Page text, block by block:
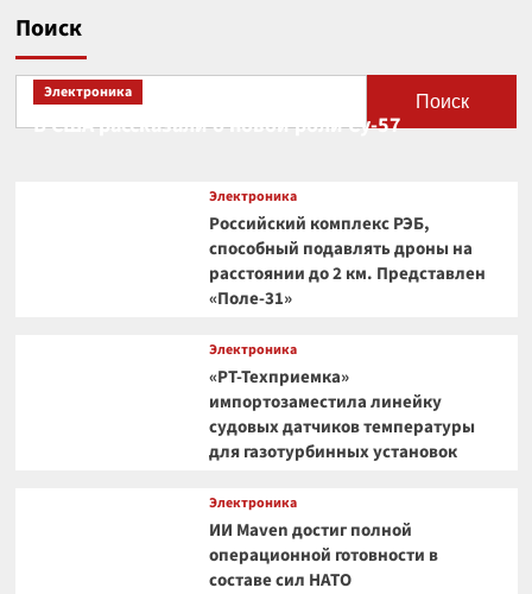
Поиск
Поиск
Электроника
В США рассказали о новой роли Су-57
Электроника
Российский комплекс РЭБ,
способный подавлять дроны на
расстоянии до 2 км. Представлен
«Поле-31»
Электроника
«РТ-Техприемка»
импортозаместила линейку
судовых датчиков температуры
для газотурбинных установок
Электроника
ИИ Maven достиг полной
операционной готовности в
составе сил НАТО